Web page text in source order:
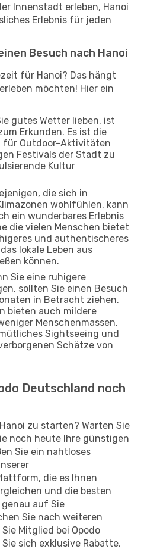
Innenstadt erleben, Hanoi
Erlebnis für jeden
Besuch nach Hanoi
für Hanoi? Das hängt
möchten! Hier ein
gutes Wetter lieben, ist
Erkunden. Es ist die
für Outdoor-Aktivitäten
Festivals der Stadt zu
Kultur
die sich in
wohlfühlen, kann
ein wunderbares Erlebnis
die vielen Menschen bietet
und authentischeres
lokale Leben aus
können.
Sie eine ruhigere
sollten Sie einen Besuch
in Betracht ziehen.
bieten auch mildere
Menschenmassen,
Sightseeing und
Schätze von
Deutschland noch
zu starten? Warten Sie
noch heute Ihre günstigen
Sie ein nahtloses
die es Ihnen
und die besten
auf Sie
Sie nach weiteren
Mitglied bei Opodo
sich exklusive Rabatte,